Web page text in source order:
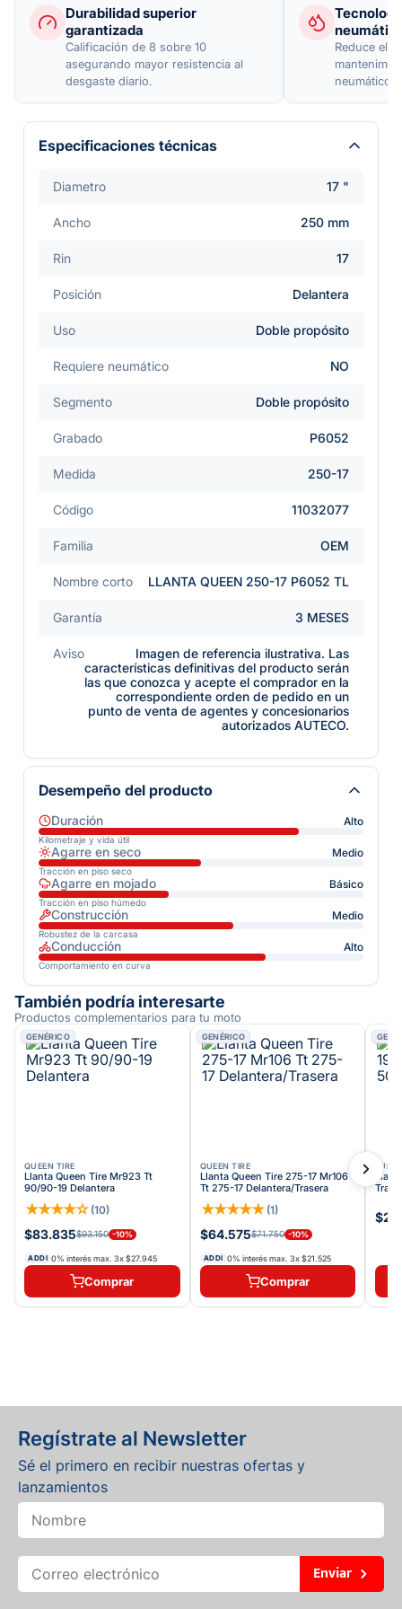
Durabilidad superior
garantizada
Calificación de 8 sobre 10
asegurando mayor resistencia al
desgaste diario.
Reduce el
neumático
Especificaciones técnicas
Diametro 17 "
Ancho 250 mm
Rin 17
Posición Delantera
Uso Doble propósito
Requiere neumático NO
Segmento Doble propósito
Grabado P6052
Medida 250-17
Código 11032077
Familia OEM
Nombre corto LLANTA QUEEN 250-17 P6052 TL
Garantía 3 MESES
Aviso
Imagen de referencia ilustrativa. Las
características definitivas del producto serán
las que conozca y acepte el comprador en la
correspondiente orden de pedido en un
punto de venta de agentes y concesionarios
autorizados AUTECO.
Desempeño del producto
Duración Alto
Kilometraje y vida útil
Agarre en seco Medio
Tracción en piso seco
Agarre en mojado Básico
Tracción en piso húmedo
Construcción Medio
Robustez de la carcasa
Conducción Alto
Comportamiento en curva
También podría interesarte
Productos complementarios para tu moto
GENÉRICO
QUEEN TIRE
Llanta Queen Tire Mr923 Tt
90/90-19 Delantera
★★★★☆ (10)
$83.835$93.150 -10%
ADDI 0% interés max. 3x$27.945
Comprar
GENÉRICO
QUEEN TIRE
Llanta Queen Tire 275-17 Mr106
Tt 275-17 Delantera/Trasera
★★★★★ (1)
$64.575$71.750 -10%
ADDI 0% interés max. 3x$21.525
Comprar
Regístrate al Newsletter
Sé el primero en recibir nuestras ofertas y
lanzamientos
Enviar